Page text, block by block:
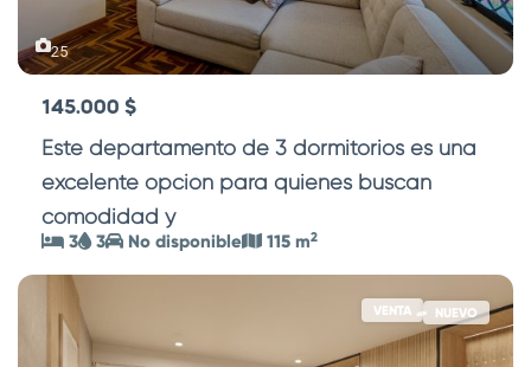
25
145.000 $
Este departamento de 3 dormitorios es una
excelente opción para quienes buscan
comodidad y
3 3 No disponible 115 m2
VENTA NUEVO